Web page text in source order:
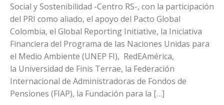
Social y Sostenibilidad -Centro RS-, con la participación
del PRI como aliado, el apoyo del Pacto Global
Colombia, el Global Reporting Initiative, la Iniciativa
Financiera del Programa de las Naciones Unidas para
el Medio Ambiente (UNEP FI), RedEAmérica,
la Universidad de Finis Terrae, la Federación
Internacional de Administradoras de Fondos de
Pensiones (FIAP), la Fundación para la […]